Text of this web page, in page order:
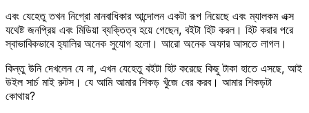
এবং যেহেতু তখন নিগ্রো মানবাধিকার আন্দোলন একটা রূপ নিয়েছে এবং ম্যালকম এক্স
যথেষ্ট জনপ্রিয় এবং মিডিয়া ব্যক্তিত্ব হয়ে গেছেন, বইটা হিট করল। হিট করার পরে
স্বাভাবিকভাবে হ্যালির অনেক সুযোগ হলো। আরো অনেক অফার আসতে লাগল।
কিন্তু উনি দেখলেন যে না, এখন যেহেতু বইটা হিট করেছে কিছু টাকা হাতে এসছে, আই
উইল সার্চ মাই রুটস। যে আমি আমার শিকড় খুঁজে বের করব। আমার শিকড়টা
কোথায়?